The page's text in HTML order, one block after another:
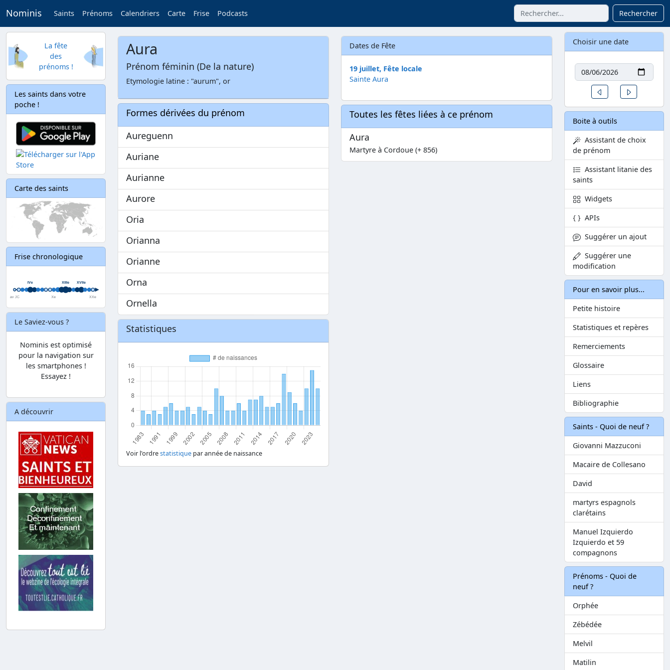
Nominis Saints Prénoms Calendriers Carte Frise Podcasts Rechercher
La fête
des
prénoms !
Les saints dans votre
poche !
Carte des saints
Frise chronologique
Le Saviez-vous ?
Nominis est optimisé
pour la navigation sur
les smartphones !
Essayez !
A découvrir
Aura
Prénom féminin (De la nature)
Etymologie latine : "aurum", or
Formes dérivées du prénom
Aureguenn
Auriane
Aurianne
Aurore
Oria
Orianna
Orianne
Orna
Ornella
Statistiques
Voir l'ordrestatistique par année de naissance
Dates de Fête
19 juillet, Fête locale
Sainte Aura
Toutes les fêtes liées à ce prénom
Aura
Martyre à Cordoue (+ 856)
Choisir une date
Date
Un jour avant
Boite à outils
Assistant de choix
de prénom
Assistant litanie des
saints
Widgets
APIs
Suggérer un ajout
Suggérer une
modification
Pour en savoir plus...
Petite histoire
Statistiques et repères
Remerciements
Glossaire
Liens
Bibliographie
Saints - Quoi de neuf ?
Giovanni Mazzuconi
Macaire de Collesano
David
martyrs espagnols
clarétains
Manuel Izquierdo
Izquierdo et 59
compagnons
Prénoms - Quoi de
neuf ?
Orphée
Zébédée
Melvil
Matilin